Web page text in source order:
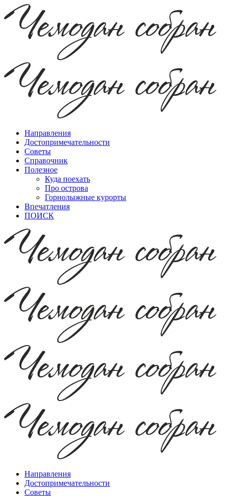
Направления
Достопримечательности
Советы
Справочник
Полезное
Куда поехать
Про острова
Горнолыжные курорты
Впечатления
ПОИСК
Направления
Достопримечательности
Советы